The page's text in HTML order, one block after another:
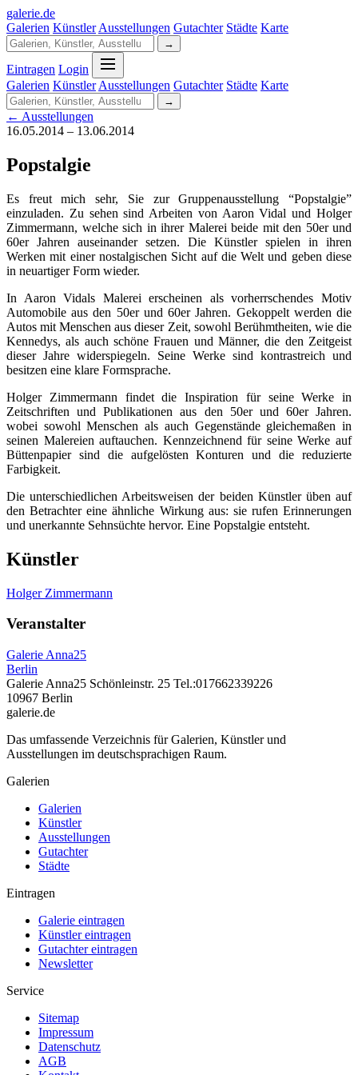
galerie.de
Galerien Künstler Ausstellungen Gutachter Städte Karte
→
Eintragen Login
Galerien Künstler Ausstellungen Gutachter Städte Karte
→
← Ausstellungen
16.05.2014 – 13.06.2014
Popstalgie
Es freut mich sehr, Sie zur Gruppenausstellung “Popstalgie”
einzuladen. Zu sehen sind Arbeiten von Aaron Vidal und Holger
Zimmermann, welche sich in ihrer Malerei beide mit den 50er und
60er Jahren auseinander setzen. Die Künstler spielen in ihren
Werken mit einer nostalgischen Sicht auf die Welt und geben diese
in neuartiger Form wieder.
In Aaron Vidals Malerei erscheinen als vorherrschendes Motiv
Automobile aus den 50er und 60er Jahren. Gekoppelt werden die
Autos mit Menschen aus dieser Zeit, sowohl Berühmtheiten, wie die
Kennedys, als auch schöne Frauen und Männer, die den Zeitgeist
dieser Jahre widerspiegeln. Seine Werke sind kontrastreich und
besitzen eine klare Formsprache.
Holger Zimmermann findet die Inspiration für seine Werke in
Zeitschriften und Publikationen aus den 50er und 60er Jahren.
wobei sowohl Menschen als auch Gegenstände gleichemaßen in
seinen Malereien auftauchen. Kennzeichnend für seine Werke auf
Büttenpapier sind die aufgelösten Konturen und die reduzierte
Farbigkeit.
Die unterschiedlichen Arbeitsweisen der beiden Künstler üben auf
den Betrachter eine ähnliche Wirkung aus: sie rufen Erinnerungen
und unerkannte Sehnsüchte hervor. Eine Popstalgie entsteht.
Künstler
Holger Zimmermann
Veranstalter
Galerie Anna25
Berlin
Galerie Anna25 Schönleinstr. 25 Tel.:017662339226
10967 Berlin
galerie.de
Das umfassende Verzeichnis für Galerien, Künstler und
Ausstellungen im deutschsprachigen Raum.
Galerien
Galerien
Künstler
Ausstellungen
Gutachter
Städte
Eintragen
Galerie eintragen
Künstler eintragen
Gutachter eintragen
Newsletter
Service
Sitemap
Impressum
Datenschutz
AGB